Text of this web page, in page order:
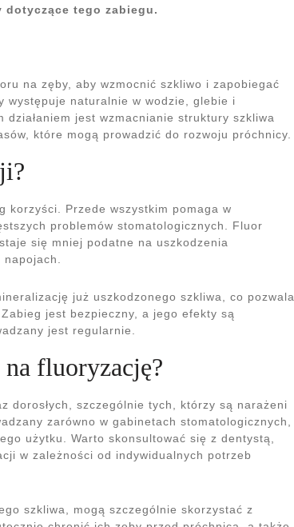
tego zabiegu.
na zęby, aby wzmocnić szkliwo i zapobiegać
występuje naturalnie w wodzie, glebie i
działaniem jest wzmacnianie struktury szkliwa
które mogą prowadzić do rozwoju próchnicy.
korzyści. Przede wszystkim pomaga w
problemów stomatologicznych. Fluor
się mniej podatne na uszkodzenia
już uszkodzonego szkliwa, co pozwala
jest bezpieczny, a jego efekty są
jest regularnie.
fluoryzację?
dorosłych, szczególnie tych, którzy są narażeni
zarówno w gabinetach stomatologicznych,
użytku. Warto skonsultować się z dentystą,
w zależności od indywidualnych potrzeb
szkliwa, mogą szczególnie skorzystać z